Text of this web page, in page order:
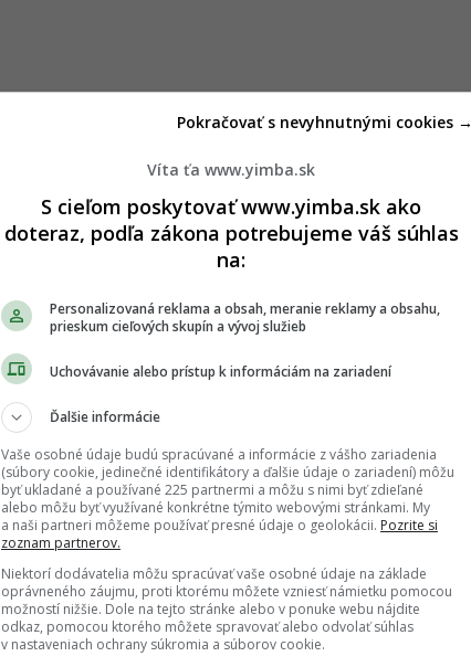
Víta ťa www.yimba.sk
S cieľom poskytovať www.yimba.sk ako
doteraz, podľa zákona potrebujeme váš súhlas
na:
Personalizovaná reklama a obsah, meranie reklamy a obsahu,
prieskum cieľových skupín a vývoj služieb
Uchovávanie alebo prístup k informáciám na zariadení
Ďalšie informácie
Vaše osobné údaje budú spracúvané a informácie z vášho zariadenia
(súbory cookie, jedinečné identifikátory a ďalšie údaje o zariadení) môžu
byť ukladané a používané 225 partnermi a môžu s nimi byť zdieľané
alebo môžu byť využívané konkrétne týmito webovými stránkami. My
a naši partneri môžeme používať presné údaje o geolokácii. Pozrite si
zoznam partnerov.
Niektorí dodávatelia môžu spracúvať vaše osobné údaje na základe
oprávneného záujmu, proti ktorému môžete vzniesť námietku pomocou
možností nižšie. Dole na tejto stránke alebo v ponuke webu nájdite
odkaz, pomocou ktorého môžete spravovať alebo odvolať súhlas
v nastaveniach ochrany súkromia a súborov cookie.
Pokračovať s nevyhnutnými cookies →